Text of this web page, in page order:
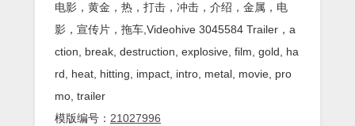
电影，黄金，热，打击，冲击，介绍，金属，电
影，宣传片，拖车,Videohive 3045584 Trailer，a
ction, break, destruction, explosive, film, gold, ha
rd, heat, hitting, impact, intro, metal, movie, pro
mo, trailer
模版编号： 21027996